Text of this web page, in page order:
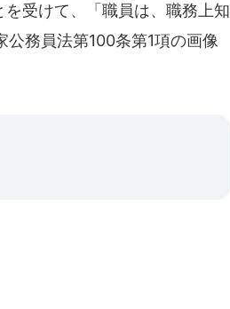
受けて、「職員は、職務上知
務員法第100条第1項の画像